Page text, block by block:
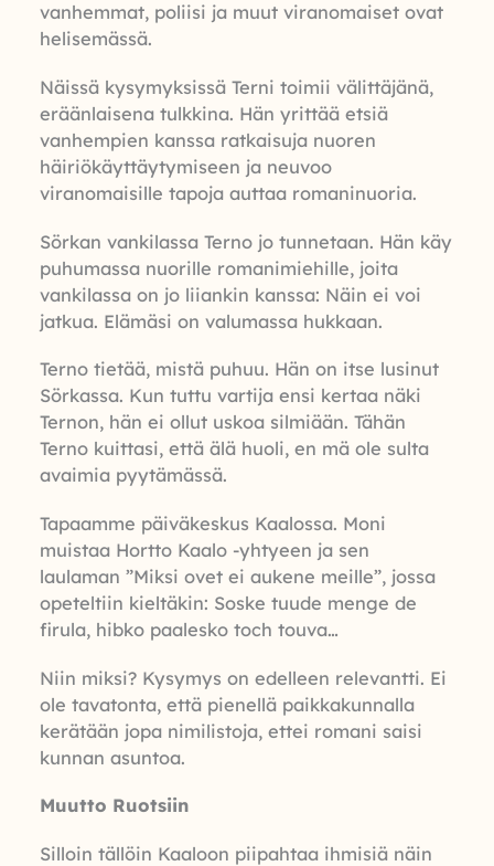
vanhemmat, poliisi ja muut viranomaiset ovat
helisemässä.
Näissä kysymyksissä Terni toimii välittäjänä,
eräänlaisena tulkkina. Hän yrittää etsiä
vanhempien kanssa ratkaisuja nuoren
häiriökäyttäytymiseen ja neuvoo
viranomaisille tapoja auttaa romaninuoria.
Sörkan vankilassa Terno jo tunnetaan. Hän käy
puhumassa nuorille romanimiehille, joita
vankilassa on jo liiankin kanssa: Näin ei voi
jatkua. Elämäsi on valumassa hukkaan.
Terno tietää, mistä puhuu. Hän on itse lusinut
Sörkassa. Kun tuttu vartija ensi kertaa näki
Ternon, hän ei ollut uskoa silmiään. Tähän
Terno kuittasi, että älä huoli, en mä ole sulta
avaimia pyytämässä.
Tapaamme päiväkeskus Kaalossa. Moni
muistaa Hortto Kaalo -yhtyeen ja sen
laulaman ”Miksi ovet ei aukene meille”, jossa
opeteltiin kieltäkin: Soske tuude menge de
firula, hibko paalesko toch touva…
Niin miksi? Kysymys on edelleen relevantti. Ei
ole tavatonta, että pienellä paikkakunnalla
kerätään jopa nimilistoja, ettei romani saisi
kunnan asuntoa.
Muutto Ruotsiin
Silloin tällöin Kaaloon piipahtaa ihmisiä näin